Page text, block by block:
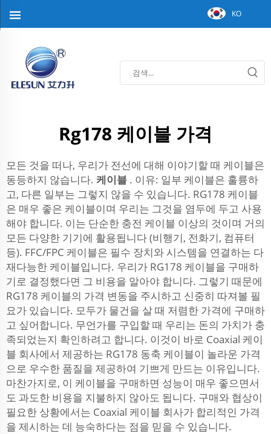
KO
Rg178 케이블 가격
모든 것을 떠나, 우리가 전선에 대해 이야기할 때 케이블은
동등하지 않습니다. 케이블 . 이유: 일부 케이블은 훌륭하
고, 다른 일부는 그렇지 않을 수 있습니다. RG178 케이블
은 매우 좋은 케이블이며 우리는 그것을 염두에 두고 사용
해야 합니다. 이는 단순한 충전 케이블 이상의 것이며 거의
모든 다양한 기기에 활용됩니다 (비행기, 전화기, 컴퓨터
등). FFC/FPC 케이블은 필수 장치와 시스템을 연결하는 다
재다능한 케이블입니다. 우리가 RG178 케이블을 구매하
기로 결정했다면 그 비용을 알아야 합니다. 그렇기 때문에
RG178 케이블의 가격 변동을 주시하고 신중히 따져볼 필
요가 있습니다. 모두가 물건을 살 때 저렴한 가격에 구매하
고 싶어합니다. 무언가를 구입할 때 우리는 돈의 가치가 충
족되었는지 확인하려고 합니다. 이것이 바로 Coaxial 케이
블 회사에서 제공하는 RG178 동축 케이블이 놀라운 가격
으로 우수한 품질을 제공하여 기쁘게 만드는 이유입니다.
마찬가지로, 이 케이블을 구매하면 성능이 매우 좋으면서
도 과도한 비용을 지불하지 않아도 됩니다. 구매와 협상이
필요한 상황에서는 Coaxial 케이블 회사가 합리적인 가격
을 제시하는 데 능숙하다는 점을 믿을 수 있습니다.